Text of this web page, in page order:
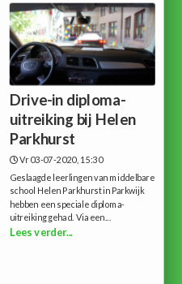
Drive-in diploma-
uitreiking bij Helen
Parkhurst
Vr 03-07-2020, 15:30
Geslaagde leerlingen van middelbare
school Helen Parkhurst in Parkwijk
hebben een speciale diploma-
uitreiking gehad. Via een...
Lees verder...